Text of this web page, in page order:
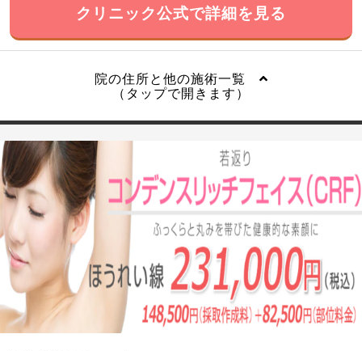
クリニック公式で詳細を見る
院の住所と他の施術一覧
（タップで開きます）